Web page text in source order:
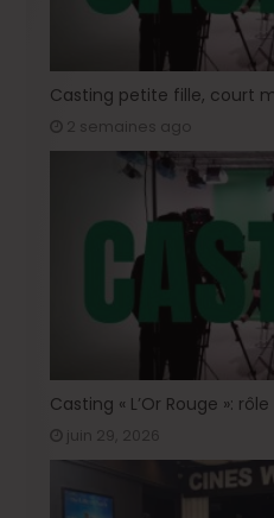
Casting petite fille, court
2 semaines ago
Casting « L’Or Rouge »:
juin 29, 2026